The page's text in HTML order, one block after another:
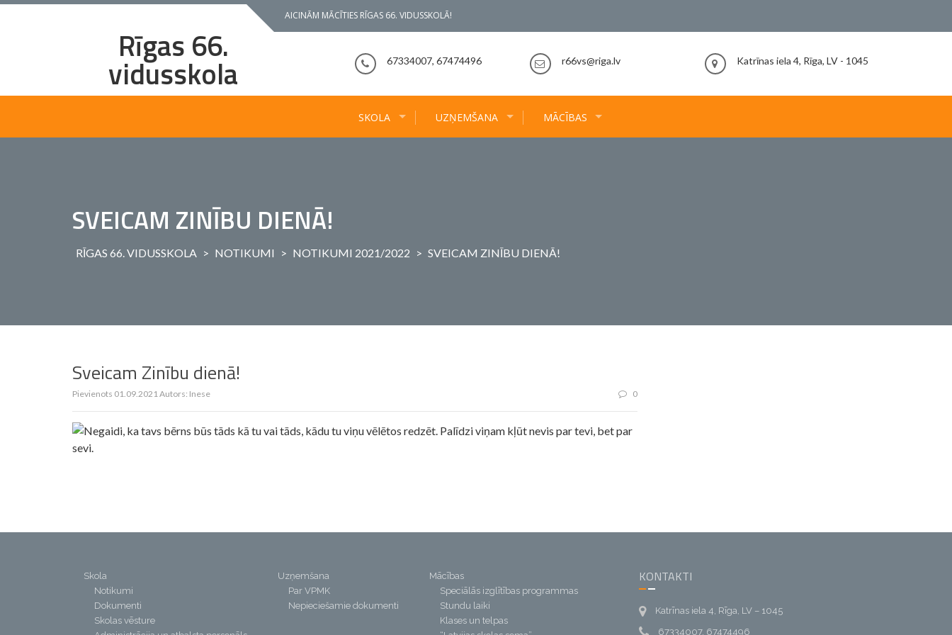
Skip
AICINĀM MĀCĪTIES RĪGAS 66. VIDUSSKOLĀ!
Rīgas 66.
vidusskola 67334007, 67474496 r66vs@riga.lv Katrīnas iela 4, Rīga, LV - 1045
SKOLA UZŅEMŠANA MĀCĪBAS
SVEICAM ZINĪBU DIENĀ!
RĪGAS 66. VIDUSSKOLA > NOTIKUMI > NOTIKUMI 2021/2022 > SVEICAM ZINĪBU DIENĀ!
Sveicam Zinību dienā!
Pievienots 01.09.2021Autors: Inese 0
Skola
Notikumi
Dokumenti
Skolas vēsture
Uzņemšana
Par VPMK
Nepieciešamie dokumenti
Mācības
Speciālās izglītības programmas
Stundu laiki
Klases un telpas
KONTAKTI
Katrīnas iela 4, Rīga, LV – 1045
67334007, 67474496